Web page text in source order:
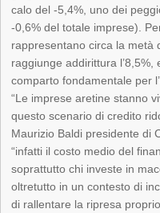
calo del -5,4%, uno dei
-0,6% del totale imprese).
rappresentano circa la metà
raggiunge addirittura
comparto fondamentale per
“Le imprese aretine stanno
questo scenario di credito
Maurizio Baldi presidente di
“infatti il costo medio del
soprattutto chi investe in
oltretutto in un contesto di
di rallentare la ripresa